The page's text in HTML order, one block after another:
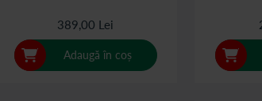
389,00 Lei
Adaugă în coș